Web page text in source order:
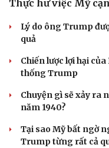
Thực hư việc Mỹ
Lý do ông Trump
quả
Chiến lược lợi hại
thống Trump
Chuyện gì sẽ xảy ra
năm 1940?
Tại sao Mỹ bất ngờ
Trump từng rất cả